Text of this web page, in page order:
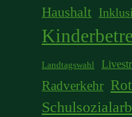
Haushalt
Landtagswahl
Radverkehr